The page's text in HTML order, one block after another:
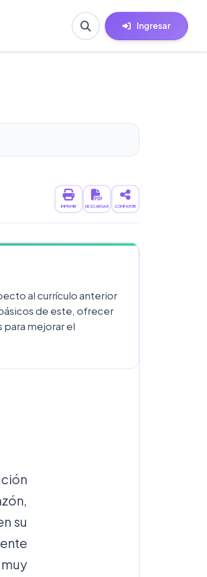
Ingresar
IMPRIMIR DESCARGAR COMPARTIR
al currículo anterior
de este, ofrecer
para mejorar el
su